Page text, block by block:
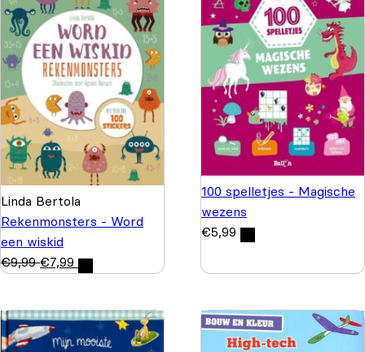
Linda Bertola
Rekenmonsters - Word
een wiskid
€9,99 €7,99
100 spelletjes - Magische
wezens
€5,99